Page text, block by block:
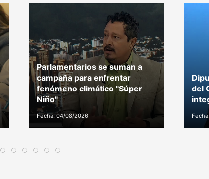
Parlamentarios se suman a
campaña para enfrentar
fenómeno climático "Súper
Niño"
Fecha: 04/08/2026
del